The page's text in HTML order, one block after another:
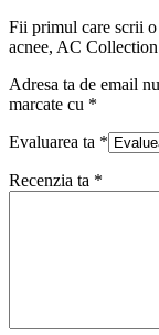
Fii primul care scrii
acnee, AC
Adresa ta de email
marcate cu *
Evaluarea ta *
Recenzia ta *